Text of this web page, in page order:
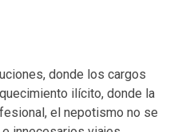
donde los cargos
ilícito, donde la
el nepotismo no se